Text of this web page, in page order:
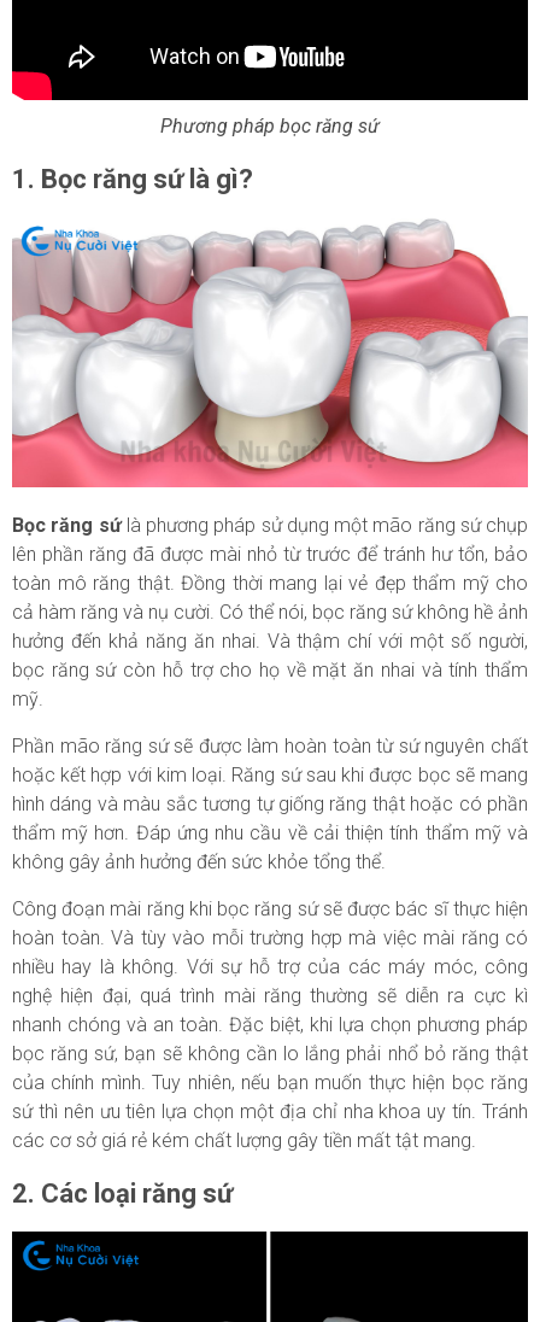
Phương pháp bọc răng sứ
1. Bọc răng sứ là gì?
Bọc răng sứlà phương pháp sử dụng một mão răng sứ chụp
lên phần răng đã được mài nhỏ từ trước để tránh hư tổn, bảo
toàn mô răng thật. Đồng thời mang lại vẻ đẹp thẩm mỹ cho
cả hàm răng và nụ cười. Có thể nói, bọc răng sứ không hề ảnh
hưởng đến khả năng ăn nhai. Và thậm chí với một số người,
bọc răng sứ còn hỗ trợ cho họ về mặt ăn nhai và tính thẩm
mỹ.
Phần mão răng sứ sẽ được làm hoàn toàn từ sứ nguyên chất
hoặc kết hợp với kim loại. Răng sứ sau khi được bọc sẽ mang
hình dáng và màu sắc tương tự giống răng thật hoặc có phần
thẩm mỹ hơn. Đáp ứng nhu cầu về cải thiện tính thẩm mỹ và
không gây ảnh hưởng đến sức khỏe tổng thể.
Công đoạn mài răng khi bọc răng sứ sẽ được bác sĩ thực hiện
hoàn toàn. Và tùy vào mỗi trường hợp mà việc mài răng có
nhiều hay là không. Với sự hỗ trợ của các máy móc, công
nghệ hiện đại, quá trình mài răng thường sẽ diễn ra cực kì
nhanh chóng và an toàn. Đặc biệt, khi lựa chọn phương pháp
bọc răng sứ, bạn sẽ không cần lo lắng phải nhổ bỏ răng thật
của chính mình. Tuy nhiên, nếu bạn muốn thực hiện bọc răng
sứ thì nên ưu tiên lựa chọn một địa chỉ nha khoa uy tín. Tránh
các cơ sở giá rẻ kém chất lượng gây tiền mất tật mang.
2. Các loại răng sứ